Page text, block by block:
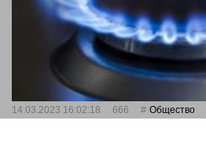
14.03.2023 16:02:18 666 Общество